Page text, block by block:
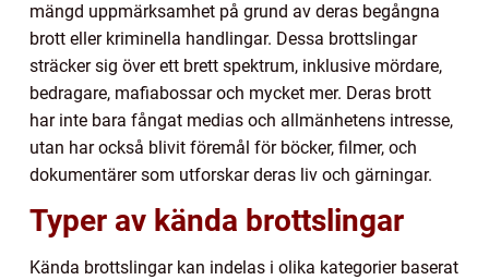
mängd uppmärksamhet på grund av deras begångna
brott eller kriminella handlingar. Dessa brottslingar
sträcker sig över ett brett spektrum, inklusive mördare,
bedragare, mafiabossar och mycket mer. Deras brott
har inte bara fångat medias och allmänhetens intresse,
utan har också blivit föremål för böcker, filmer, och
dokumentärer som utforskar deras liv och gärningar.
Typer av kända brottslingar
Kända brottslingar kan indelas i olika kategorier baserat